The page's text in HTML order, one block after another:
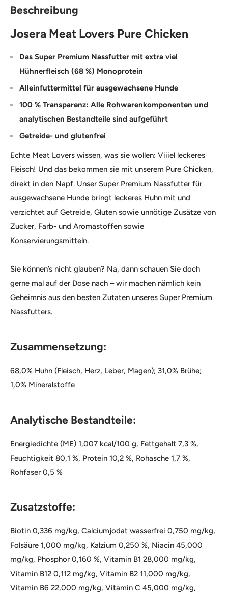
Beschreibung
Josera Meat Lovers Pure Chicken
Das Super Premium Nassfutter mit extra viel
Hühnerfleisch (68 %) Monoprotein
Alleinfuttermittel für ausgewachsene Hunde
100 % Transparenz: Alle Rohwarenkomponenten und
analytischen Bestandteile sind aufgeführt
Getreide- und glutenfrei
Echte Meat Lovers wissen, was sie wollen: Viiiel leckeres
Fleisch! Und das bekommen sie mit unserem Pure Chicken,
direkt in den Napf. Unser Super Premium Nassfutter für
ausgewachsene Hunde bringt leckeres Huhn mit und
verzichtet auf Getreide, Gluten sowie unnötige Zusätze von
Zucker, Farb- und Aromastoffen sowie
Konservierungsmitteln.
Sie können’s nicht glauben? Na, dann schauen Sie doch
gerne mal auf der Dose nach – wir machen nämlich kein
Geheimnis aus den besten Zutaten unseres Super Premium
Nassfutters.
Zusammensetzung:
68,0% Huhn (Fleisch, Herz, Leber, Magen); 31,0% Brühe;
1,0% Mineralstoffe
Analytische Bestandteile:
Energiedichte (ME) 1,007 kcal/100 g, Fettgehalt 7,3 %,
Feuchtigkeit 80,1 %, Protein 10,2 %, Rohasche 1,7 %,
Rohfaser 0,5 %
Zusatzstoffe:
Biotin 0,336 mg/kg, Calciumjodat wasserfrei 0,750 mg/kg,
Folsäure 1,000 mg/kg, Kalzium 0,250 %, Niacin 45,000
mg/kg, Phosphor 0,160 %, Vitamin B1 28,000 mg/kg,
Vitamin B12 0,112 mg/kg, Vitamin B2 11,000 mg/kg,
Vitamin B6 22,000 mg/kg, Vitamin C 45,000 mg/kg,